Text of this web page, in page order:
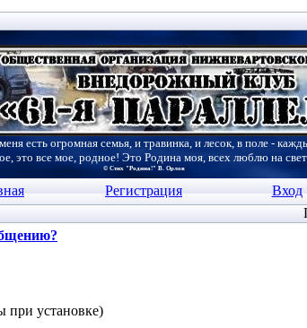
есть огромная семья, и травинка, и лесок, в поле -
это все мое, родное! Это Родина моя, всех люблю на
© Стих "Родина!" В. Орлов
Регистрация Вход
при установке)